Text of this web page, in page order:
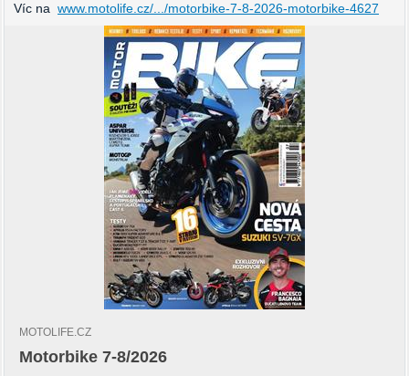
Víc na www.motolife.cz/.../motorbike-7-8-2026-motorbike-4627
MOTOLIFE.CZ
Motorbike 7-8/2026